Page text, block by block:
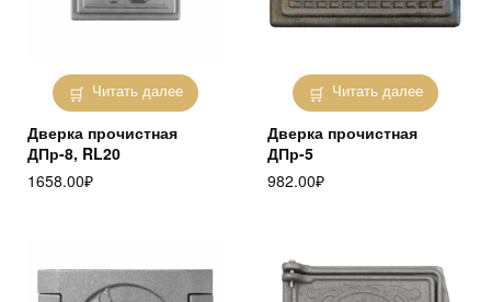
Читать далее
Дверка прочистная
ДПр-8, RL20
1658.00₽
Читать далее
Дверка прочистная
ДПр-5
982.00₽